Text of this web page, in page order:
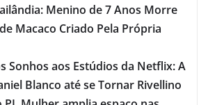
Menino de 7 Anos Morre
Macaco Criado Pela Própria
Sonhos aos Estúdios da Netflix: A
Blanco até se Tornar Rivellino